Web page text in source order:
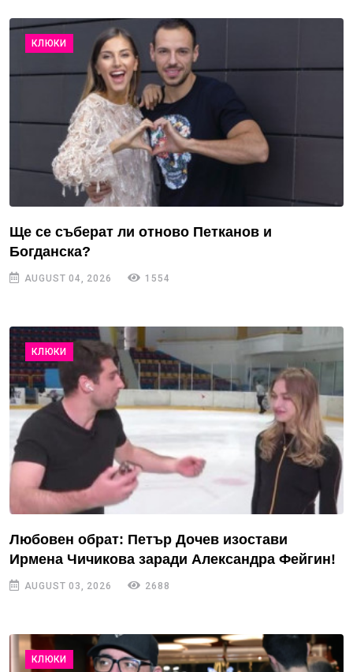
КЛЮКИ
Ще се съберат ли отново Петканов и
Богданска?
AUGUST 04, 2026 1554
КЛЮКИ
Любовен обрат: Петър Дочев изостави
Ирмена Чичикова заради Александра Фейгин!
AUGUST 03, 2026 2688
КЛЮКИ